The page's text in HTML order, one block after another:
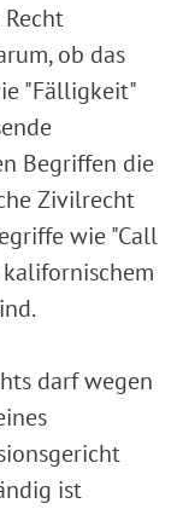
ob das
"Fälligkeit"
Begriffen die
Zivilrecht
wie "Call
darf wegen
ist